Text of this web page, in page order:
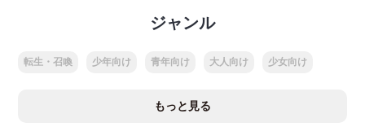
ジャンル
転生・召喚 少年向け 青年向け 大人向け 少女向け
もっと見る